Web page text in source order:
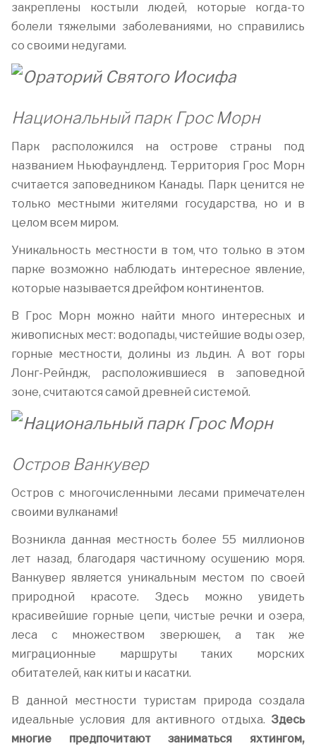
закреплены костыли людей, которые когда-то
болели тяжелыми заболеваниями, но справились
со своими недугами.
Национальный парк Грос Морн
Парк расположился на острове страны под
названием Ньюфаундленд. Территория Грос Морн
считается заповедником Канады. Парк ценится не
только местными жителями государства, но и в
целом всем миром.
Уникальность местности в том, что только в этом
парке возможно наблюдать интересное явление,
которые называется дрейфом континентов.
В Грос Морн можно найти много интересных и
живописных мест: водопады, чистейшие воды озер,
горные местности, долины из льдин. А вот горы
Лонг-Рейндж, расположившиеся в заповедной
зоне, считаются самой древней системой.
Остров Ванкувер
Остров с многочисленными лесами примечателен
своими вулканами!
Возникла данная местность более 55 миллионов
лет назад, благодаря частичному осушению моря.
Ванкувер является уникальным местом по своей
природной красоте. Здесь можно увидеть
красивейшие горные цепи, чистые речки и озера,
леса с множеством зверюшек, а так же
миграционные маршруты таких морских
обитателей, как киты и касатки.
В данной местности туристам природа создала
идеальные условия для активного отдыха. Здесь
многие предпочитают заниматься яхтингом,